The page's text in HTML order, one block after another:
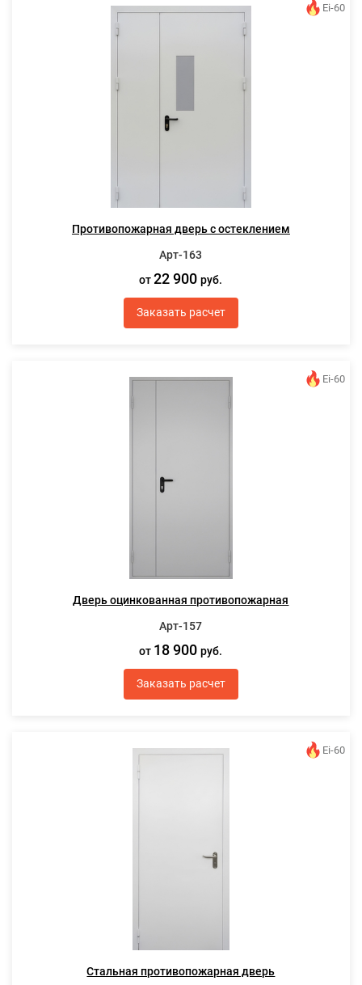
Ei-60
Противопожарная дверь с остеклением
Арт-163
от22 900руб.
Заказать расчет
Ei-60
Дверь оцинкованная противопожарная
Арт-157
от 18 900руб.
Заказать расчет
Ei-60
Стальная противопожарная дверь